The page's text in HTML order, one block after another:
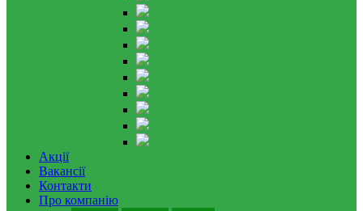
Акції
Вакансії
Контакти
Про компанію